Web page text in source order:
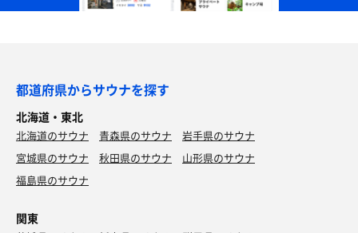
都道府県からサウナを探す
北海道・東北
北海道のサウナ 青森県のサウナ
岩手県のサウナ
宮城県のサウナ
秋田県のサウナ
山形県のサウナ
福島県のサウナ
関東